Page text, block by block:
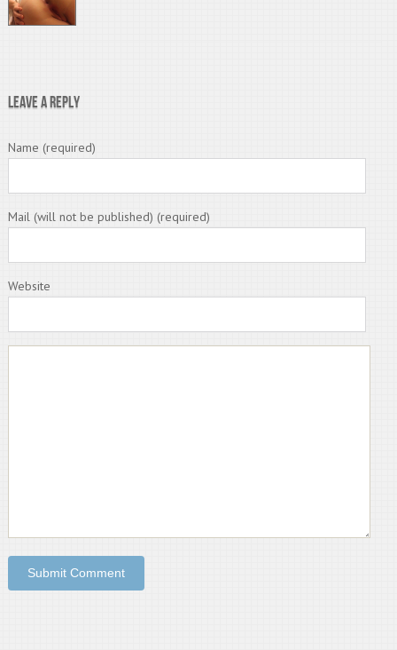
Leave a Reply
Name (required)
Mail (will not be published) (required)
Website